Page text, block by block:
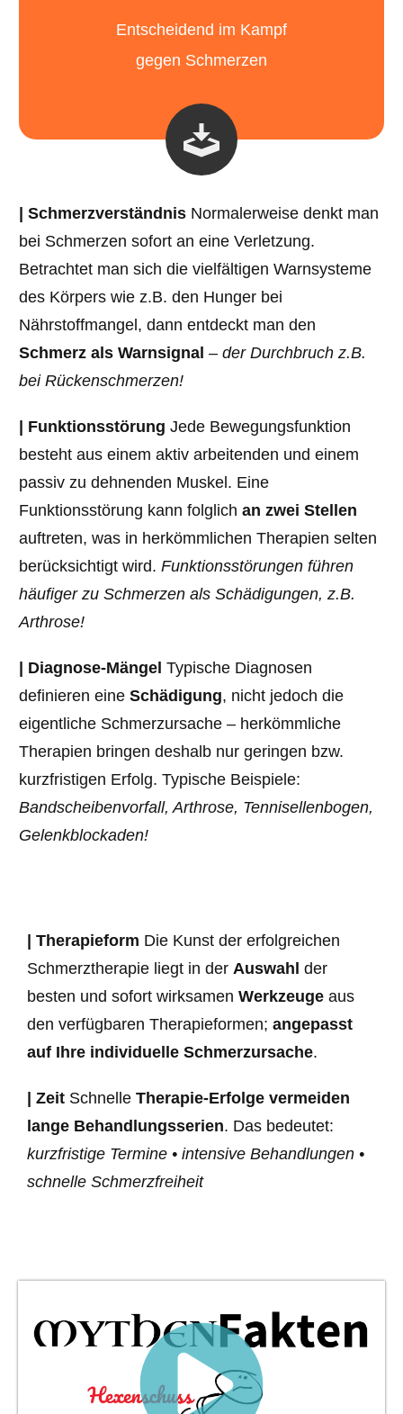
Entscheidend im Kampf
gegen Schmerzen
| Schmerzverständnis Normalerweise denkt man
bei Schmerzen sofort an eine Verletzung.
Betrachtet man sich die vielfältigen Warnsysteme
des Körpers wie z.B. den Hunger bei
Nährstoffmangel, dann entdeckt man den
Schmerz als Warnsignal – der Durchbruch z.B.
bei Rückenschmerzen!
| Funktionsstörung Jede Bewegungsfunktion
besteht aus einem aktiv arbeitenden und einem
passiv zu dehnenden Muskel. Eine
Funktionsstörung kann folglich an zwei Stellen
auftreten, was in herkömmlichen Therapien selten
berücksichtigt wird. Funktionsstörungen führen
häufiger zu Schmerzen als Schädigungen, z.B.
Arthrose!
| Diagnose-Mängel Typische Diagnosen
definieren eine Schädigung, nicht jedoch die
eigentliche Schmerzursache – herkömmliche
Therapien bringen deshalb nur geringen bzw.
kurzfristigen Erfolg. Typische Beispiele:
Bandscheibenvorfall, Arthrose, Tennisellenbogen,
Gelenkblockaden!
| Therapieform Die Kunst der erfolgreichen
Schmerztherapie liegt in der Auswahl der
besten und sofort wirksamen Werkzeuge aus
den verfügbaren Therapieformen; angepasst
auf Ihre individuelle Schmerzursache.
| Zeit Schnelle Therapie-Erfolge vermeiden
lange Behandlungsserien. Das bedeutet:
kurzfristige Termine • intensive Behandlungen •
schnelle Schmerzfreiheit